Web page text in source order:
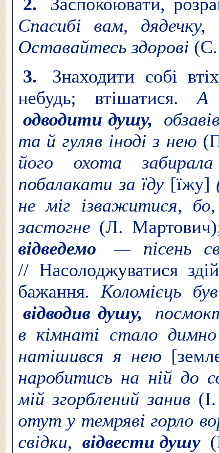
Спасибі вам,
Оставайтесь здорові (С.
3.
Знаходити собі
небудь; втішатися.А
одводити душу,
та й гуляв іноді з нею
його охота
побалакати за їду [їжу]
не міг ізважитися,
застогне (Л.
відведемо
— пісень
// Насолоджуватися
бажання. Коломієць
відводив душу,
в кімнаті стало
натішився я нею
наробитись на ній до
мій згорблений занив
отут у темряві горло
свідки, відвести душу